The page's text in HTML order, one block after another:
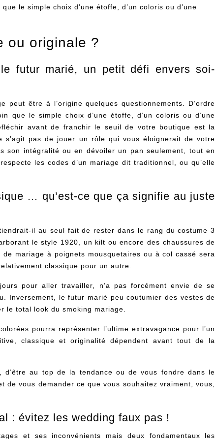
le simple choix d’une étoffe, d’un coloris ou d’une
ou originale ?
futur marié, un petit défi envers soi-
être à l’origine quelques questionnements. D’ordre
que le simple choix d’une étoffe, d’un coloris ou d’une
avant de franchir le seuil de votre boutique est la
pas de jouer un rôle qui vous éloignerait de votre
son intégralité ou en dévoiler un pan seulement, tout en
les codes d’un mariage dit traditionnel, ou qu’elle
… qu’est-ce que ça signifie au juste
il au seul fait de rester dans le rang du costume 3
le style 1920, un kilt ou encore des chaussures de
mariage à poignets mousquetaires ou à col cassé sera
classique pour un autre.
pour aller travailler, n’a pas forcément envie de se
Inversement, le futur marié peu coutumier des vestes de
le total look du smoking mariage.
pourra représenter l’ultime extravagance pour l’un
classique et originalité dépendent avant tout de la
au top de la tendance ou de vous fondre dans le
vous demander ce que vous souhaitez vraiment, vous,
: évitez les wedding faux pas !
et ses inconvénients mais deux fondamentaux les